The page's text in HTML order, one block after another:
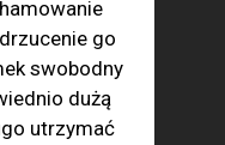
go
swobodny
dużą
utrzymać